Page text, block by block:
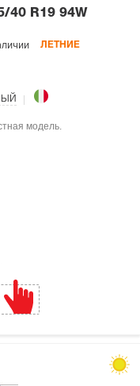
40 R19 94W
ЛЕТНИЕ
модель.